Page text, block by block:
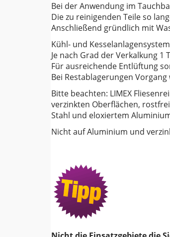
Bei der Anwendung im
Die zu reinigenden Teile so
Anschließend gründlich mit
Kühl- und
Je nach Grad der Verkalkung 1
Für ausreichende Entlüftung
Bei Restablagerungen
Bitte beachten: LIMEX
verzinkten Oberflächen,
Stahl und eloxiertem
Nicht auf Aluminium und